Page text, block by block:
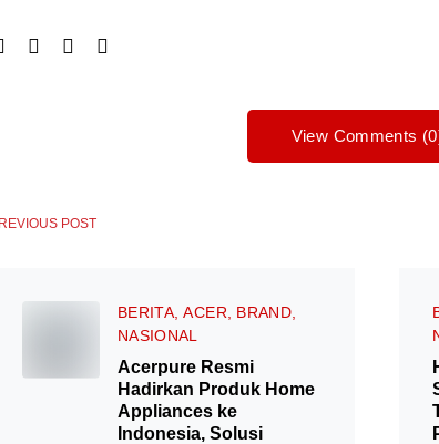
View Comments
POST
BERITA ACER
BRAND
NASIONAL
Acerpure Resmi
Hadirkan Produk Home
Appliances ke
Indonesia, Solusi